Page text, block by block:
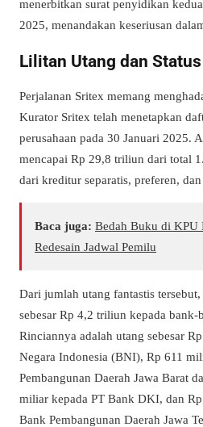
menerbitkan surat penyidikan
2025, menandakan keseriusan
Lilitan Utang dan
Perjalanan Sritex memang
Kurator Sritex telah menetapkan
perusahaan pada 30 Januari 2025.
mencapai Rp 29,8 triliun dari total
dari kreditur separatis, preferen,
Baca juga: Bedah Buku di KPU
Redesain Jadwal Pemilu
Dari jumlah utang fantastis
sebesar Rp 4,2 triliun kepada
Rinciannya adalah utang sebesar
Negara Indonesia (BNI), Rp 611
Pembangunan Daerah Jawa Barat
miliar kepada PT Bank DKI, dan
Bank Pembangunan Daerah Jawa